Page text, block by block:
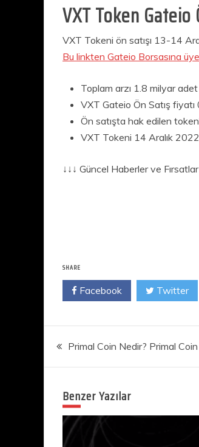
VXT Token Gateio
VXT Tokeni ön satışı 13-14
Bu linkten Gateio Borsasına
Toplam arzı 1.8 milyar
VXT Gateio Ön Satış fiyatı
Ön satışta hak edilen
VXT Tokeni 14 Aralık
↓↓↓ Güncel Haberler ve
SHARE
Facebook Twitter
Yazı
gezinmesi
Primal Coin Nedir? Primal Coin
Benzer Yazılar